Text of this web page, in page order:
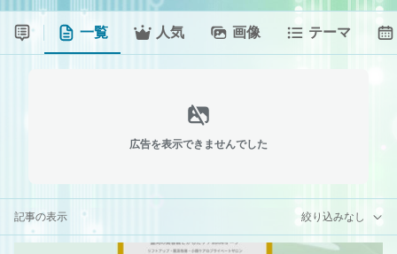
一覧 人気 画像 テーマ
広告を表示できませんでした
記事の表示 絞り込みなし